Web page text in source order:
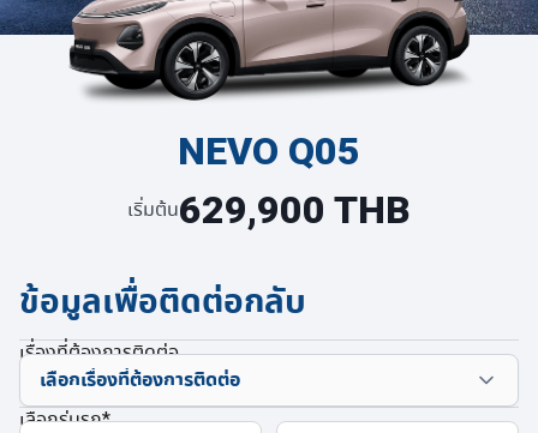
ข้อมูลเพื่อติดต่อกลับ
เรื่องที่ต้องการติดต่อ
เลือกรุ่นรถ*
NEVO Q05
เริ่มต้น629,900 THB